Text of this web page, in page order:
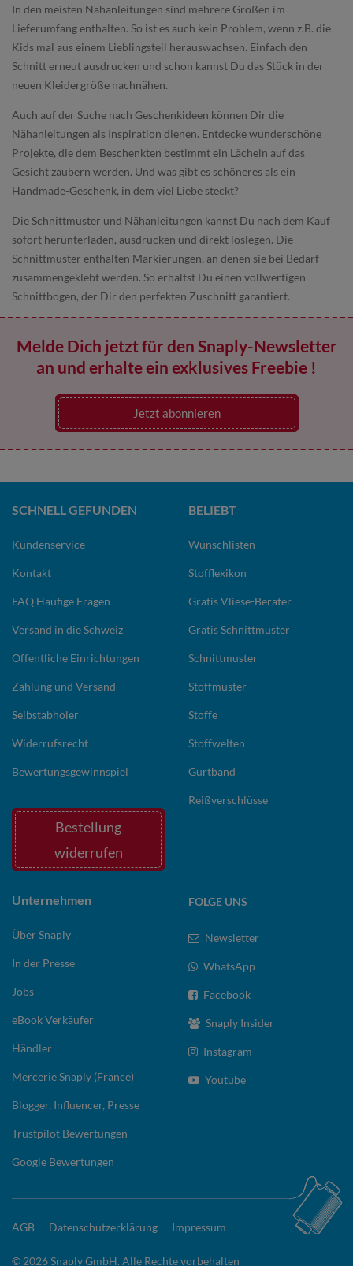
In den meisten Nähanleitungen sind mehrere Größen im
Lieferumfang enthalten. So ist es auch kein Problem, wenn z.B. die
Kids mal aus einem Lieblingsteil herauswachsen. Einfach den
Schnitt erneut ausdrucken und schon kannst Du das Stück in der
neuen Kleidergröße nachnähen.
Auch auf der Suche nach Geschenkideen können Dir die
Nähanleitungen als Inspiration dienen. Entdecke wunderschöne
Projekte, die dem Beschenkten bestimmt ein Lächeln auf das
Gesicht zaubern werden. Und was gibt es schöneres als ein
Handmade-Geschenk, in dem viel Liebe steckt?
Die Schnittmuster und Nähanleitungen kannst Du nach dem Kauf
sofort herunterladen, ausdrucken und direkt loslegen. Die
Schnittmuster enthalten Markierungen, an denen sie bei Bedarf
zusammengeklebt werden. So erhältst Du einen vollwertigen
Schnittbogen, der Dir den perfekten Zuschnitt garantiert.
Melde Dich jetzt für den Snaply-Newsletter
an und erhalte ein exklusives Freebie !
Jetzt abonnieren
SCHNELL GEFUNDEN
Kundenservice
Kontakt
FAQ Häufige Fragen
Versand in die Schweiz
Öffentliche Einrichtungen
Zahlung und Versand
Selbstabholer
Widerrufsrecht
Bewertungsgewinnspiel
Bestellung
widerrufen
BELIEBT
Wunschlisten
Stofflexikon
Gratis Vliese-Berater
Gratis Schnittmuster
Schnittmuster
Stoffmuster
Stoffe
Stoffwelten
Gurtband
Reißverschlüsse
Unternehmen
Über Snaply
In der Presse
Jobs
eBook Verkäufer
Händler
Mercerie Snaply (France)
Blogger, Influencer, Presse
Trustpilot Bewertungen
Google Bewertungen
FOLGE UNS
Newsletter
WhatsApp
Facebook
Snaply Insider
Instagram
Youtube
AGB Datenschutzerklärung Impressum
© 2026 Snaply GmbH. Alle Rechte vorbehalten